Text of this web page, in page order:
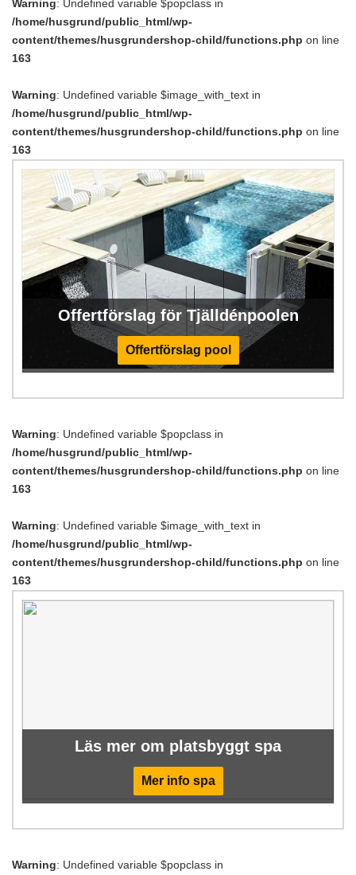
Warning: Undefined variable $popclass in
/home/husgrund/public_html/wp-
content/themes/husgrundershop-child/functions.php on line
163
Warning: Undefined variable $image_with_text in
/home/husgrund/public_html/wp-
content/themes/husgrundershop-child/functions.php on line
163
Offertförslag för Tjälldénpoolen
Offertförslag pool
Warning: Undefined variable $popclass in
/home/husgrund/public_html/wp-
content/themes/husgrundershop-child/functions.php on line
163
Warning: Undefined variable $image_with_text in
/home/husgrund/public_html/wp-
content/themes/husgrundershop-child/functions.php on line
163
Läs mer om platsbyggt spa
Mer info spa
Warning: Undefined variable $popclass in